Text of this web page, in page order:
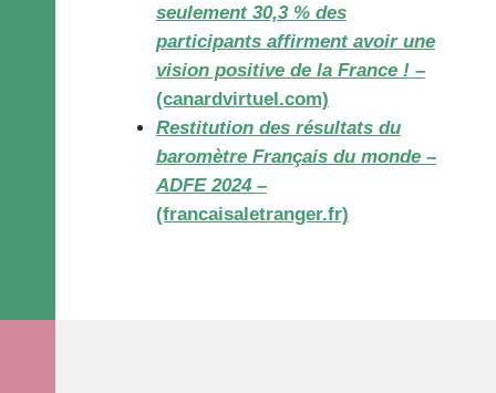
seulement 30,3 % des
participants affirment avoir une
vision positive de la France !–
(canardvirtuel.com)
Restitution des résultats du
baromètre Français du monde –
ADFE 2024–
(francaisaletranger.fr)